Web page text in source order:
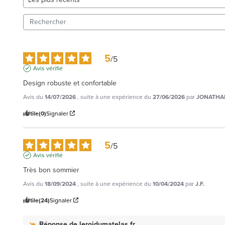
5/5
Avis vérifié
Design robuste et confortable
Avis du 14/07/2026, suite à une expérience du 27/06/2026 par
Utile(0)Signaler
5/5
Avis vérifié
Très bon sommier
Avis du 18/09/2024, suite à une expérience du 10/04/2024 parJ.F.
Utile(24)Signaler